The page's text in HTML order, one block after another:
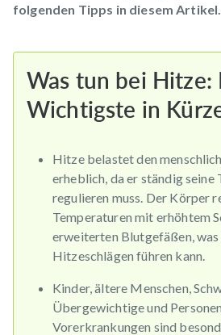
folgenden Tipps in diesem Artikel.
Was tun bei Hitze:
Wichtigste in
Hitze belastet den
erheblich, da er ständig seine
regulieren muss. Der Körper
Temperaturen mit erhöhtem
erweiterten Blutgefäßen,
Hitzeschlägen führen kann.
Kinder, ältere Menschen,
Übergewichtige und
Vorerkrankungen sind